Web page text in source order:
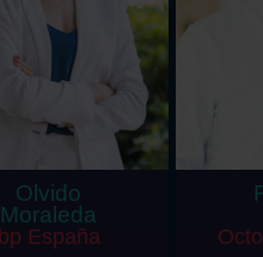
Olvido
Moraleda
bp España